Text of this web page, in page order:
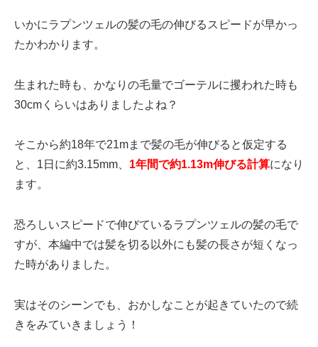
いかにラプンツェルの髪の毛の伸びるスピードが早かっ
たかわかります。
生まれた時も、かなりの毛量でゴーテルに攫われた時も
30cmくらいはありましたよね？
そこから約18年で21mまで髪の毛が伸びると仮定する
と、1日に約3.15mm、 1年間で約1.13m伸びる計算になり
ます。
恐ろしいスピードで伸びているラプンツェルの髪の毛で
すが、本編中では髪を切る以外にも髪の長さが短くなっ
た時がありました。
実はそのシーンでも、おかしなことが起きていたので続
きをみていきましょう！